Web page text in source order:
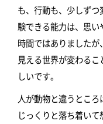
も、行動も、少しず
験できる能力は、思
時間ではありました
見える世界が変わる
しいです。
人が動物と違うとこ
じっくりと落ち着い